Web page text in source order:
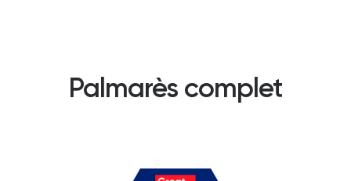
Palmarès complet